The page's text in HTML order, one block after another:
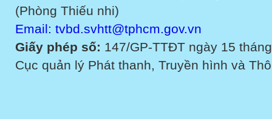
(Phòng Thiếu nhi)
Email: tvbd.svhtt@tphcm.gov.vn
Giấy phép số: 147/GP-TTĐT ngày 15
Cục quản lý Phát thanh, Truyền hình và